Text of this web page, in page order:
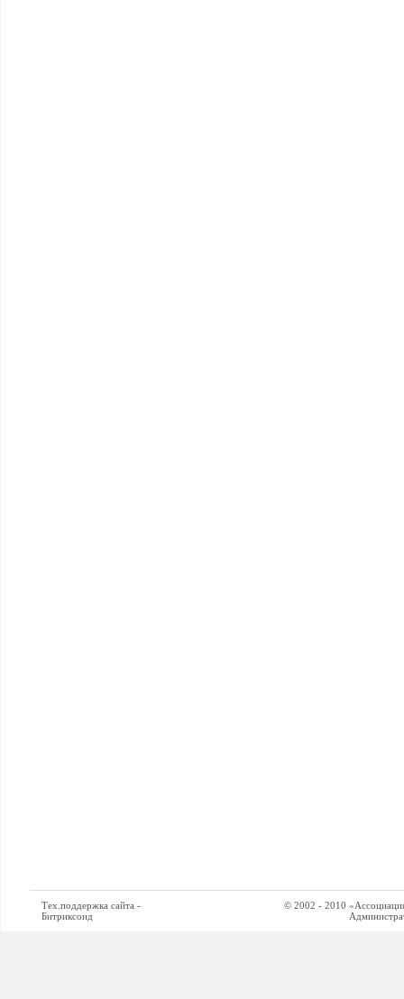
Тех.поддержка сайта -
Битриксоид
© 2002 - 2010 «Ассоциация